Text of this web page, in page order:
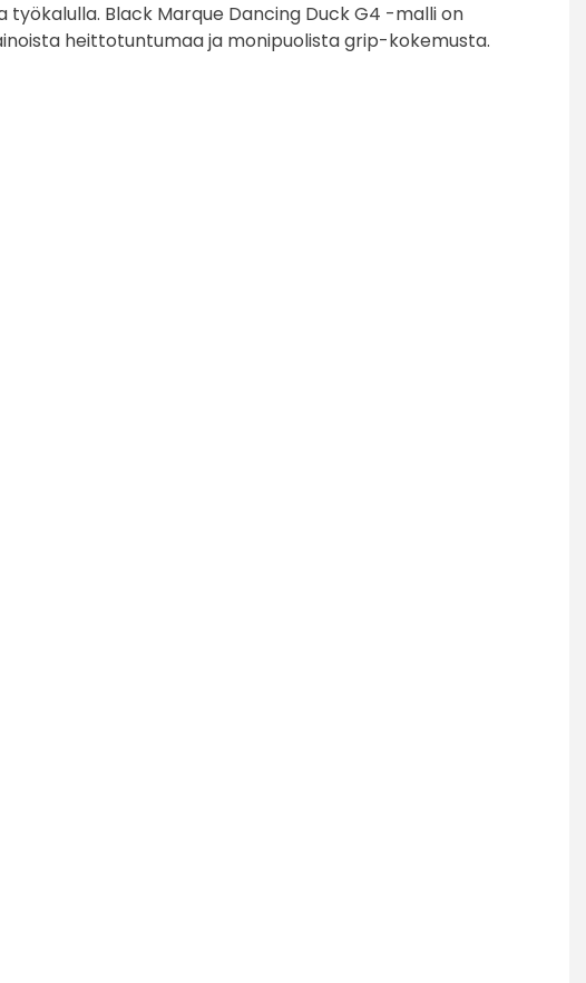
Black Marque Dancing Duck G4 -malli on
heittotuntumaa ja monipuolista grip-kokemusta.